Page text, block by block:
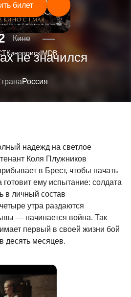
Кино
не значился
Россия
билет
—
Кинопоиск
—
IMDB
надежд на светлое
Коля Плужников
в Брест, чтобы начать
готовит ему испытание: солдата
в личный состав
утра раздаются
— начинается война. Так
первый в своей жизни бой
десять месяцев.